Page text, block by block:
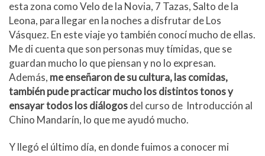
esta zona como Velo de la Novia, 7 Tazas, Salto de la
Leona, para llegar en la noches a disfrutar de Los
Vásquez. En este viaje yo también conocí mucho de ellas.
Me di cuenta que son personas muy tímidas, que se
guardan mucho lo que piensan y no lo expresan.
Además, me enseñaron de su cultura, las comidas,
también pude practicar mucho los distintos tonos y
ensayar todos los diálogosdel curso de Introducción al
Chino Mandarín, lo que me ayudó mucho.
Y llegó el último día, en donde fuimos a conocer mi